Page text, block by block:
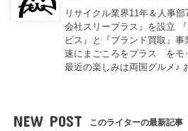
リサイクル業界11年＆人事
会社スリープラス』を設立
ビス』と『ブランド買取』
速にまごころをプラス をモ
最近の楽しみは両国グルメ♪
NEW POST このライターの最新記事